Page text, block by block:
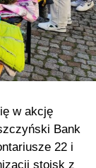
w akcję
Bank
22 i
stoisk z